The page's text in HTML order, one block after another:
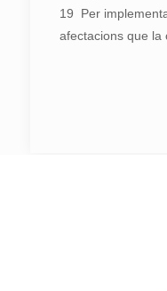
19 Per
afectacions que la